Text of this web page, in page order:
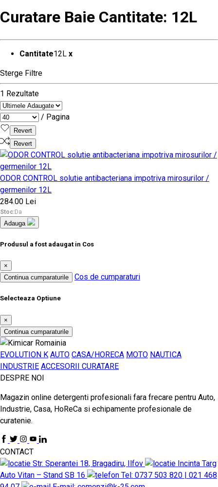
Curatare Baie Cantitate: 12L
Cantitate12L x
Sterge Filtre
1 Rezultate
/ Pagina
Revert
Revert
ODOR CONTROL solutie antibacteriana impotriva mirosurilor /
germenilor 12L
284.00 Lei
Stoc:Da
Adauga
Produsul a fost adaugat in Cos
×
Continua cumparaturile
Cos de cumparaturi
Selecteaza Optiune
×
Continua cumparaturile
EVOLUTION K AUTO CASA/HORECA MOTO NAUTICA
INDUSTRIE ACCESORII CURATARE
DESPRE NOI
Magazin online detergenti profesionali fara frecare pentru Auto,
Industrie, Casa, HoReCa si echipamente profesionale de
curatenie.
CONTACT
Str. Sperantei 18, Bragadiru, Ilfov
Incinta Targ
Auto Vitan – Stand SB 16
Tel: 0737 503 820 | 021 468